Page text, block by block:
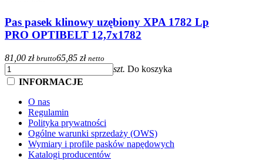
Pas pasek klinowy uzębiony XPA 1782 Lp
PRO OPTIBELT 12,7x1782
81,00 zł brutto65,85 zł netto
szt. Do koszyka
INFORMACJE
O nas
Regulamin
Polityka prywatności
Ogólne warunki sprzedaży (OWS)
Wymiary i profile pasków napędowych
Katalogi producentów